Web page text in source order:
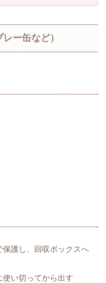
ー缶など）
護し、回収ボックスへ
使い切ってから出す